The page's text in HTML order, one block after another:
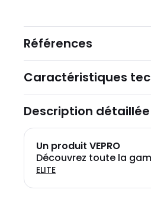
Références
Caractéristiques
Description détaillée
Un produit VEPRO
Découvrez toute la
ELITE